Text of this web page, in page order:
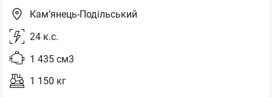
Кам’янець-Подільський
24 к.с.
1 435 см3
1 150 кг